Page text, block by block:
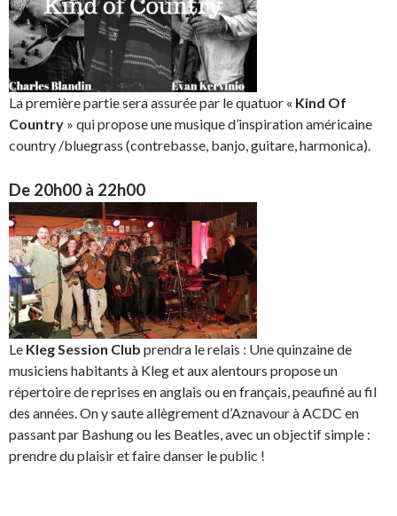
La première partie sera assurée par le quatuor « Kind Of
Country » qui propose une musique d’inspiration américaine
country /bluegrass (contrebasse, banjo, guitare, harmonica).
De 20h00 à 22h00
Le Kleg Session Club prendra le relais : Une quinzaine de
musiciens habitants à Kleg et aux alentours propose un
répertoire de reprises en anglais ou en français, peaufiné au fil
des années. On y saute allègrement d’Aznavour à ACDC en
passant par Bashung ou les Beatles, avec un objectif simple :
prendre du plaisir et faire danser le public !